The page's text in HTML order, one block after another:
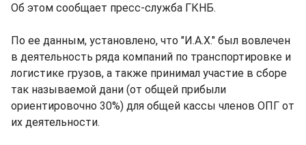
Об этом сообщает пресс-служба ГКНБ.
По ее данным, установлено, что "И.А.Х." был вовлечен
в деятельность ряда компаний по транспортировке и
логистике грузов, а также принимал участие в сборе
так называемой дани (от общей прибыли
ориентировочно 30%) для общей кассы членов ОПГ от
их деятельности.